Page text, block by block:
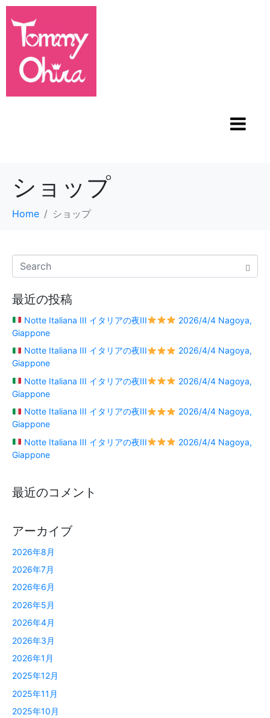
ショップ
Home ショップ
最近の投稿
Notte Italiana III イタリアの夜III
2026/4/4 Nagoya,
Giappone
Notte Italiana III イタリアの夜III
2026/4/4 Nagoya,
Giappone
Notte Italiana III イタリアの夜III
2026/4/4 Nagoya,
Giappone
Notte Italiana III イタリアの夜III
2026/4/4 Nagoya,
Giappone
Notte Italiana III イタリアの夜III
2026/4/4 Nagoya,
Giappone
最近のコメント
アーカイブ
2026年8月
2026年7月
2026年6月
2026年5月
2026年4月
2026年3月
2026年1月
2025年12月
2025年11月
2025年10月